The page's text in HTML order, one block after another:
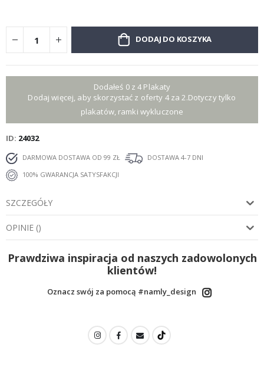
DODAJ DO KOSZYKA
Dodałeś 0 z 4 Plakaty
Dodaj więcej, aby skorzystać z oferty 4 za 2.Dotyczy tylko
plakatów, ramki wykluczone
ID 24032
DARMOWA DOSTAWA OD 99 ZŁ
DOSTAWA 4-7 DNI
100% GWARANCJA SATYSFAKCJI
SZCZEGÓŁY
OPINIE ()
Prawdziwa inspiracja od naszych zadowolonych
klientów!
Oznacz swój za pomocą #namly_design